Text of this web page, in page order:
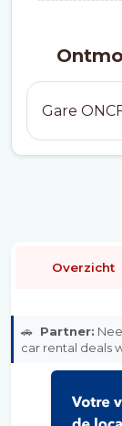
Gare
Overzicht
🚗 Partner:
car rental deals